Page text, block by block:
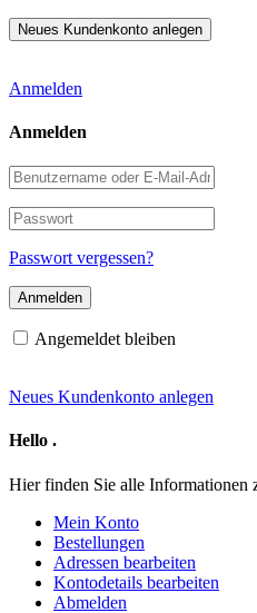
Anmelden
Anmelden
Benutzername
oder
E-
Mail-
Adresse
Passwort
Passwort vergessen?
Angemeldet bleiben
Neues Kundenkonto anlegen
Hello .
Hier finden Sie alle Informationen
Mein Konto
Bestellungen
Adressen bearbeiten
Kontodetails bearbeiten
Abmelden